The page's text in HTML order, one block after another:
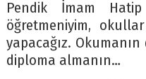
Pendik İmam
öğretmeniyim,
yapacağız.
diploma almanın…